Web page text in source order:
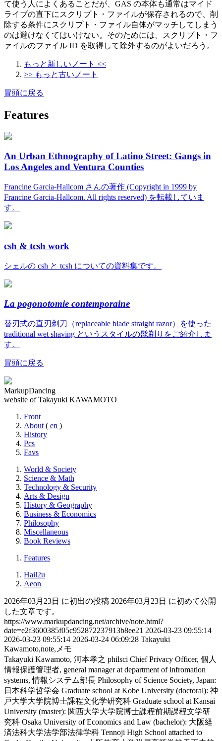
て使う人によくあることだが、GAS の本体も通常はマイド
ライブの直下にスクリプト・ファイルが保存されるので、削
除する条件にスクリプト・ファイル自体がマッチしてしまう
のは避けなくてはいけない。そのためには、スクリプト・フ
ァイルのファイル ID を取得して除外するのがよいだろう。
もっと新しいノート <<
>> もっと古いノート
冒頭に戻る
Features
An Urban Ethnography of Latino Street: Gangs in
Los Angeles and Ventura Counties
Francine Garcia-Hallcom さんの著作 (Copyright in 1999 by
Francine Garcia-Hallcom. All rights reserved) を転載していま
す。
csh & tcsh work
シェルの csh と tcsh についての資料集です。
La pogonotomie contemporaine
替刃式の直刃剃刀（replaceable blade straight razor）を使った
traditional wet shaving というスタイルの髭剃りをご紹介しま
す。
冒頭に戻る
MarkupDancing
website of Takayuki KAWAMOTO
Front
About ( en )
History
Pcs
Favs
World & Society
Science & Math
Technology & Security
Arts & Design
History & Geography
Business & Economics
Philosophy
Miscellaneous
Book Reviews
Features
Hail2u
Aeon
2026年03月23日 に初出の投稿 2026年03月23日 に初めて公開
した文章です。
https://www.markupdancing.net/archive/note.html?
date=e2f3600385f05c952872237913b8ee21 2026-03-23 09:55:14
2026-03-23 09:55:14 2026-03-24 06:09:28 Takayuki
Kawamoto,note,メモ
Takayuki Kawamoto, 河本孝之 philsci Chief Privacy Officer, 個人
情報保護管理者, general manager at department of infromation
systems, 情報システム部長 Philosophy of Science Society, Japan:
日本科学哲学会 Graduate school at Kobe University (doctoral): 神
戸大学大学院博士課程文化学研究科 Graduate school at Kansai
University (master): 関西大学大学院博士課程前期課程文学研
究科 Osaka University of Economics and Law (bachelor): 大阪経
済法科大学法学部法律学科 Tennoji High School attached to